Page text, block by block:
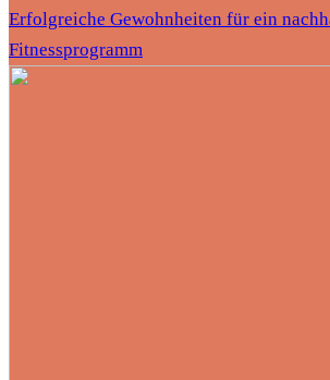
Erfolgreiche Gewohnheiten für ein
Fitnessprogramm